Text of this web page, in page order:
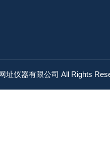
址仪器有限公司 All Rights